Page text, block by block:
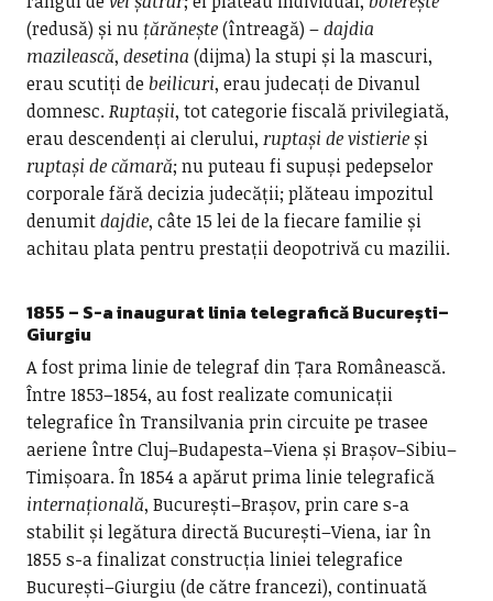
(redusă) și nuțărănește(întreagă) –dajdia
mazilească, desetina (dijma) la stupi și la mascuri,
erau scutiți debeilicuri, erau judecați de Divanul
domnesc.Ruptașii, tot categorie fiscală privilegiată,
erau descendenți ai clerului, ruptași de vistierieși
ruptași de cămară; nu puteau fi supuși pedepselor
corporale fără decizia judecății; plăteau impozitul
denumitdajdie, câte 15 lei de la fiecare familie și
achitau plata pentru prestații deopotrivă cu mazilii.
1855 – S-a inaugurat linia telegrafică București–
Giurgiu
A fost prima linie de telegraf din Țara Românească.
Între 1853–1854, au fost realizate comunicații
telegrafice în Transilvania prin circuite pe trasee
aeriene între Cluj–Budapesta–Viena și Brașov–Sibiu–
Timișoara. În 1854 a apărut prima linie telegrafică
internațională, București–Brașov, prin care s-a
stabilit și legătura directă București–Viena, iar în
1855 s-a finalizat construcția liniei telegrafice
București–Giurgiu (de către francezi), continuată